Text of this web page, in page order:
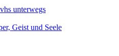
unterwegs
Geist und Seele